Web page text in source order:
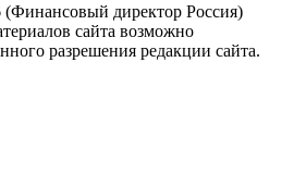
директор Россия)
сайта возможно
разрешения редакции сайта.